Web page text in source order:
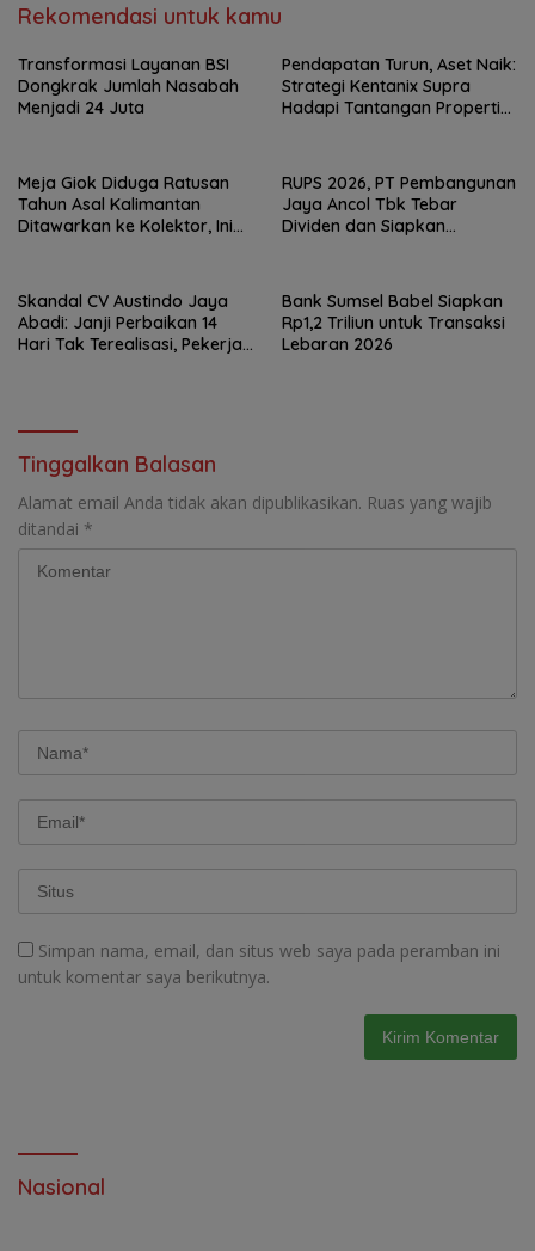
Rekomendasi untuk kamu
Transformasi Layanan BSI
Dongkrak Jumlah Nasabah
Menjadi 24 Juta
Pendapatan Turun, Aset Naik:
Strategi Kentanix Supra
Hadapi Tantangan Properti
Meja Giok Diduga Ratusan
Tahun Asal Kalimantan
Ditawarkan ke Kolektor, Ini
RUPS 2026, PT Pembangunan
Jaya Ancol Tbk Tebar
Dividen dan Siapkan
Skandal CV Austindo Jaya
Abadi: Janji Perbaikan 14
Hari Tak Terealisasi, Pekerja
Bank Sumsel Babel Siapkan
Rp1,2 Triliun untuk Transaksi
Lebaran 2026
Tinggalkan Balasan
Alamat email Anda tidak akan dipublikasikan. Ruas yang wajib
ditandai *
Simpan nama, email, dan situs web saya pada peramban ini
untuk komentar saya berikutnya.
Nasional